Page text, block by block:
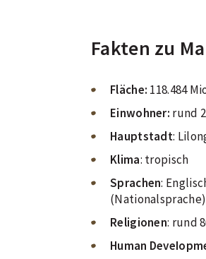
Fakten zu
Fläche:
Einwohner: rund
Hauptstadt:
Klima: tropisch
Sprachen:
Religionen: rund
Human